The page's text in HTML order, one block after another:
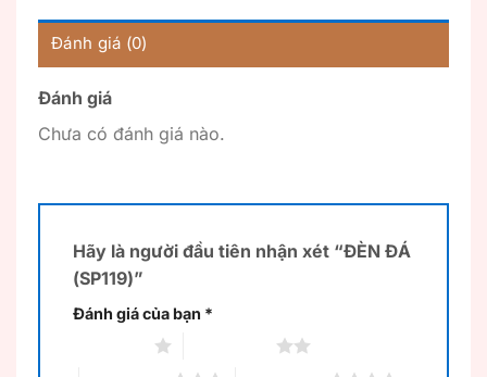
Đánh giá (0)
Đánh giá
Chưa có đánh giá nào.
Hãy là người đầu tiên nhận xét “ĐÈN ĐÁ
(SP119)”
Đánh giá của bạn *